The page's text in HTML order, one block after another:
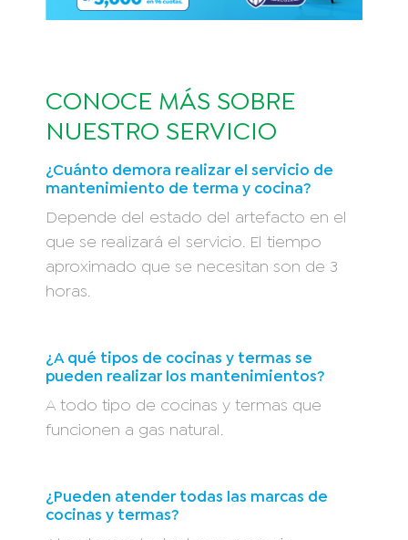
CONOCE MÁS SOBRE
NUESTRO SERVICIO
¿Cuánto demora realizar el servicio de
mantenimiento de terma y cocina?
Depende del estado del artefacto en el
que se realizará el servicio. El tiempo
aproximado que se necesitan son de 3
horas.
¿A qué tipos de cocinas y termas se
pueden realizar los mantenimientos?
A todo tipo de cocinas y termas que
funcionen a gas natural.
¿Pueden atender todas las marcas de
cocinas y termas?